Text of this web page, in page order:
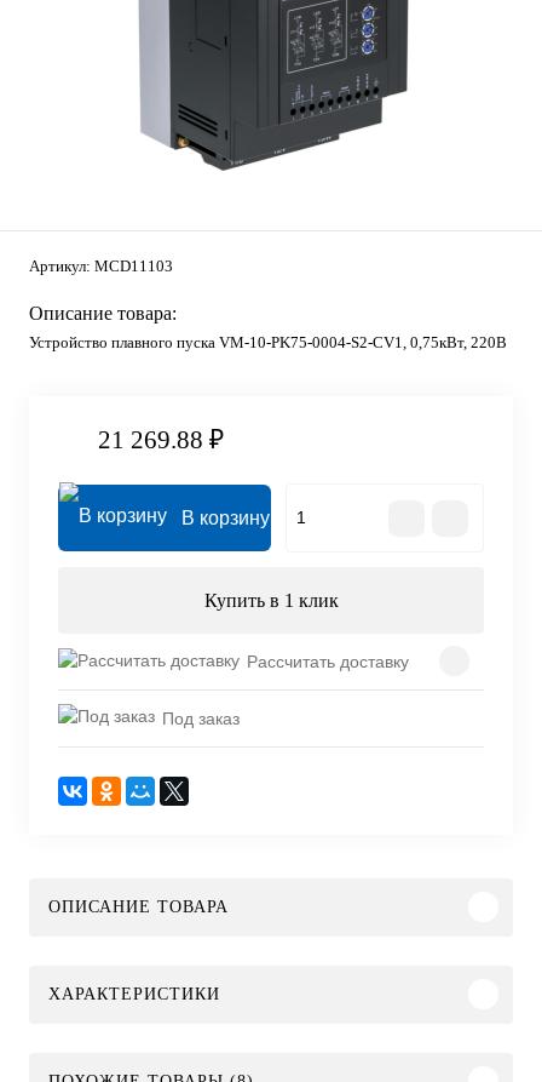
Артикул: MCD11103
Описание товара:
Устройство плавного пуска VM-10-PK75-0004-S2-CV1, 0,75кВт, 220В
21 269.88 ₽
В корзину
Купить в 1 клик
Рассчитать доставку
Под заказ
ОПИСАНИЕ ТОВАРА
ХАРАКТЕРИСТИКИ